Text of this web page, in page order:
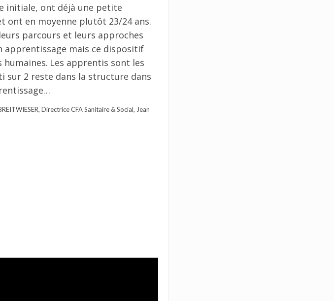
initiale, ont déjà une petite
ont en moyenne plutôt 23/24 ans.
parcours et leurs approches
apprentissage mais ce dispositif
Les apprentis sont les
sur 2 reste dans la structure dans
Directrice CFA Sanitaire & Social, Jean